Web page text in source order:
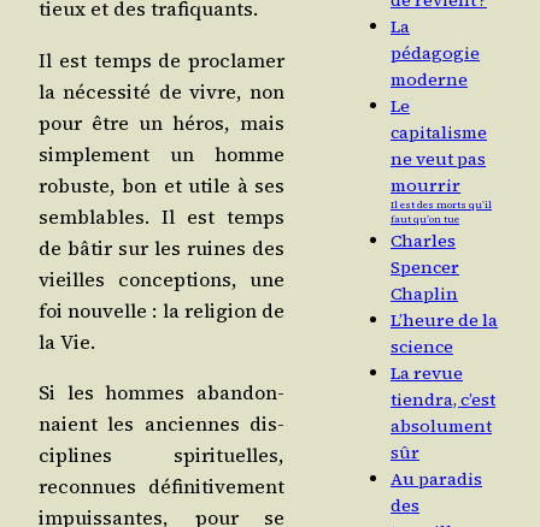
tieux et des trafiquants.
Il est temps de pro­cla­mer
la néces­si­té de vivre, non
pour être un héros, mais
sim­ple­ment un homme
robuste, bon et utile à ses
sem­blables. Il est temps
de bâtir sur les ruines des
vieilles concep­tions, une
foi nou­velle : la reli­gion de
la Vie.
Si les hommes aban­don­
naient les anciennes dis­
ci­plines spi­ri­tuelles,
recon­nues défi­ni­ti­ve­ment
impuis­santes, pour se
La
pédagogie
moderne
Le
capitalisme
ne veut pas
mourrir
Il est des morts qu’il
faut qu’on tue
Charles
Spencer
Chaplin
L’heure de la
science
La revue
tiendra, c’est
absolument
sûr
Au paradis
des